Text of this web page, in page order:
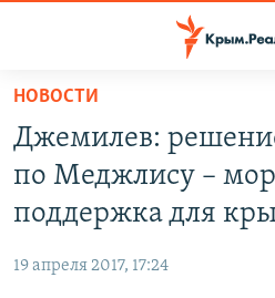
Вернуться
основному
содержанию
главной
навигации
СПЕЦПРОЕКТЫ
11 ЛЕТ ОККУПАЦИИ КРЫМА. 11
ЕЩЕ
НОВОСТИ
Джемилев:
по Меджлису –
поддержка для
19 апреля 2017, 17:24